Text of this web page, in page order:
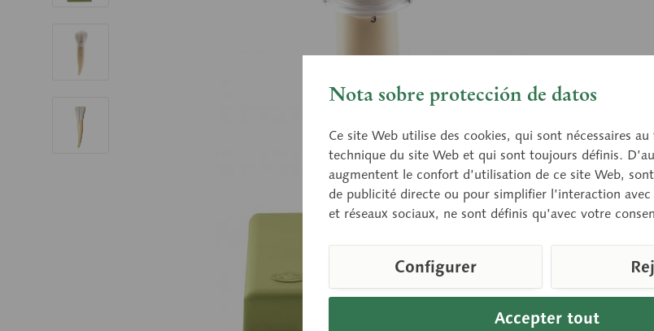
Nota sobre protección de datos
Ce site Web utilise des cookies, qui sont nécessaires
technique du site Web et qui sont toujours définis.
augmentent le confort d’utilisation de ce site Web,
de publicité directe ou pour simplifier l’interaction avec
et réseaux sociaux, ne sont définis qu’avec votre
Accepter tout
Configurer